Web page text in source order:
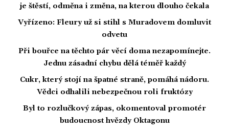
je štěstí, odměna i změna, na kterou dlouho čekala
Vyřízeno: Fleury už si stihl s Muradovem domluvit
odvetu
Při bouřce na těchto pár věcí doma nezapomínejte.
Jednu zásadní chybu dělá téměř každý
Cukr, který stojí na špatné straně, pomáhá nádoru.
Vědci odhalili nebezpečnou roli fruktózy
Byl to rozlučkový zápas, okomentoval promotér
budoucnost hvězdy Oktagonu